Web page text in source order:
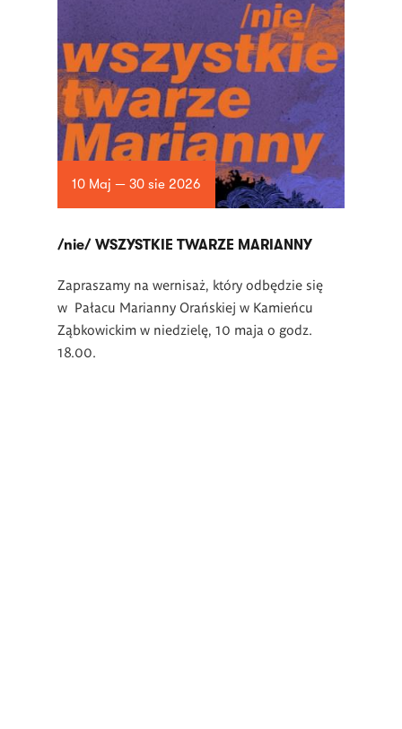
10 Maj — 30 sie 2026
/nie/ WSZYSTKIE TWARZE MARIANNY
Zapraszamy na wernisaż, który odbędzie się
w Pałacu Marianny Orańskiej w Kamieńcu
Ząbkowickim w niedzielę, 10 maja o godz.
18.00.